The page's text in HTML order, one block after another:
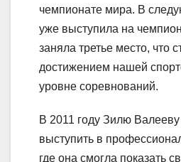
чемпионате мира. В
уже выступила на
заняла третье место, что
достижением нашей
уровне соревнований.
В 2011 году Зилю Валееву
выступить в
где она смогла показать